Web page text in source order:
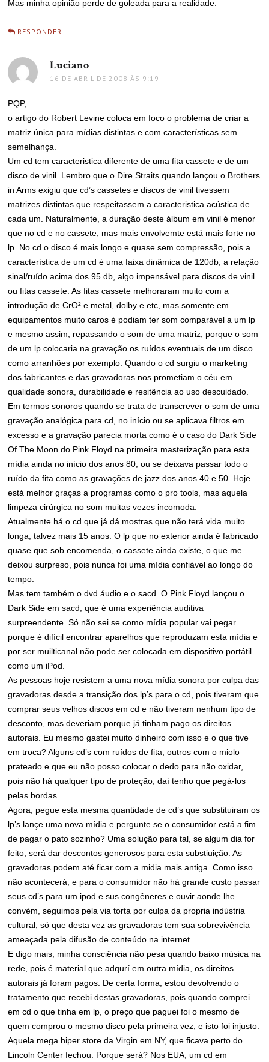
Mas minha opinião perde de goleada para a realidade.
RESPONDER
Luciano
16 DE ABRIL DE 2008 ÀS 9:19
PQP,
o artigo do Robert Levine coloca em foco o problema de criar a
matriz única para mídias distintas e com características sem
semelhança.
Um cd tem caracteristica diferente de uma fita cassete e de um
disco de vinil. Lembro que o Dire Straits quando lançou o Brothers
in Arms exigiu que cd’s cassetes e discos de vinil tivessem
matrizes distintas que respeitassem a caracteristica acústica de
cada um. Naturalmente, a duração deste álbum em vinil é menor
que no cd e no cassete, mas mais envolvemte está mais forte no
lp. No cd o disco é mais longo e quase sem compressão, pois a
característica de um cd é uma faixa dinâmica de 120db, a relação
sinal/ruído acima dos 95 db, algo impensável para discos de vinil
ou fitas cassete. As fitas cassete melhoraram muito com a
introdução de CrO² e metal, dolby e etc, mas somente em
equipamentos muito caros é podiam ter som comparável a um lp
e mesmo assim, repassando o som de uma matriz, porque o som
de um lp colocaria na gravação os ruídos eventuais de um disco
como arranhões por exemplo. Quando o cd surgiu o marketing
dos fabricantes e das gravadoras nos prometiam o céu em
qualidade sonora, durabilidade e resitência ao uso descuidado.
Em termos sonoros quando se trata de transcrever o som de uma
gravação analógica para cd, no início ou se aplicava filtros em
excesso e a gravação parecia morta como é o caso do Dark Side
Of The Moon do Pink Floyd na primeira masterização para esta
mídia ainda no início dos anos 80, ou se deixava passar todo o
ruído da fita como as gravações de jazz dos anos 40 e 50. Hoje
está melhor graças a programas como o pro tools, mas aquela
limpeza cirúrgica no som muitas vezes incomoda.
Atualmente há o cd que já dá mostras que não terá vida muito
longa, talvez mais 15 anos. O lp que no exterior ainda é fabricado
quase que sob encomenda, o cassete ainda existe, o que me
deixou surpreso, pois nunca foi uma mídia confiável ao longo do
tempo.
Mas tem também o dvd áudio e o sacd. O Pink Floyd lançou o
Dark Side em sacd, que é uma experiência auditiva
surpreendente. Só não sei se como mídia popular vai pegar
porque é difícil encontrar aparelhos que reproduzam esta mídia e
por ser muilticanal não pode ser colocada em dispositivo portátil
como um iPod.
As pessoas hoje resistem a uma nova mídia sonora por culpa das
gravadoras desde a transição dos lp’s para o cd, pois tiveram que
comprar seus velhos discos em cd e não tiveram nenhum tipo de
desconto, mas deveriam porque já tinham pago os direitos
autorais. Eu mesmo gastei muito dinheiro com isso e o que tive
em troca? Alguns cd’s com ruídos de fita, outros com o miolo
prateado e que eu não posso colocar o dedo para não oxidar,
pois não há qualquer tipo de proteção, daí tenho que pegá-los
pelas bordas.
Agora, pegue esta mesma quantidade de cd’s que substituiram os
lp’s lançe uma nova mídia e pergunte se o consumidor está a fim
de pagar o pato sozinho? Uma solução para tal, se algum dia for
feito, será dar descontos generosos para esta substiuição. As
gravadoras podem até ficar com a midia mais antiga. Como isso
não acontecerá, e para o consumidor não há grande custo passar
seus cd’s para um ipod e sus congêneres e ouvir aonde lhe
convém, seguimos pela via torta por culpa da propria indústria
cultural, só que desta vez as gravadoras tem sua sobrevivência
ameaçada pela difusão de conteúdo na internet.
E digo mais, minha consciência não pesa quando baixo música na
rede, pois é material que adqurí em outra mídia, os direitos
autorais já foram pagos. De certa forma, estou devolvendo o
tratamento que recebi destas gravadoras, pois quando comprei
em cd o que tinha em lp, o preço que paguei foi o mesmo de
quem comprou o mesmo disco pela primeira vez, e isto foi injusto.
Aquela mega hiper store da Virgin em NY, que ficava perto do
Lincoln Center fechou. Porque será? Nos EUA, um cd em